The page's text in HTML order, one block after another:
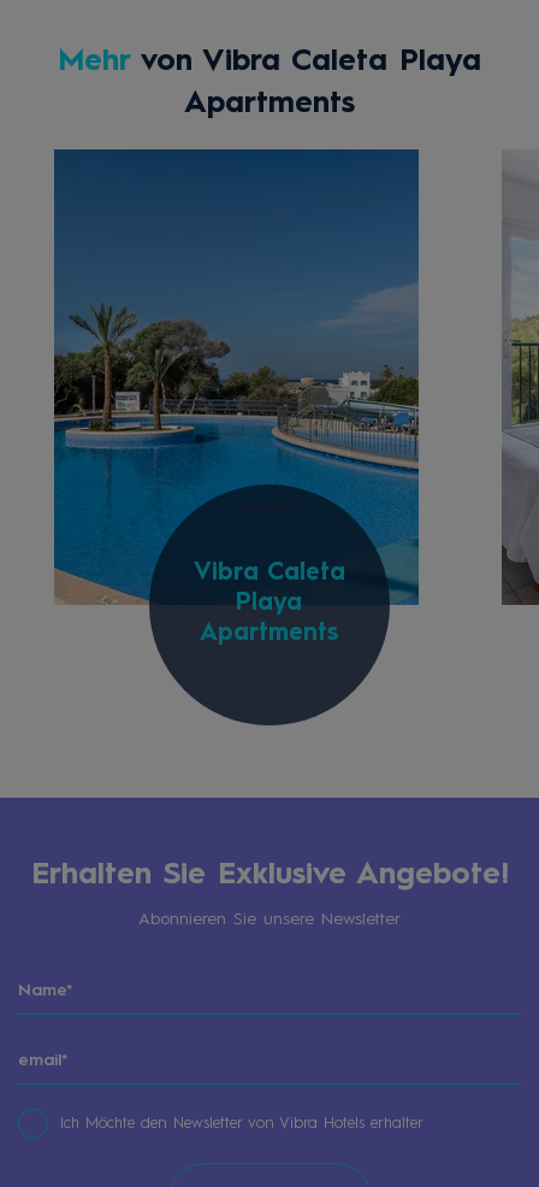
Mehrvon Vibra Caleta Playa
Apartments
Vibra Caleta
Playa
Apartments
Erhalten Sie Exklusive Angebote!
Abonnieren Sie unsere Newsletter
Ich Möchte den Newsletter von Vibra Hotels erhalter